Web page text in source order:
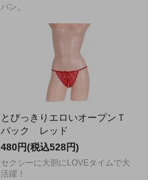
パン。
とびっきりエロいオープンＴ
バック レッド
480円(税込528円)
セクシーに大胆にLOVEタイムで大
活躍！